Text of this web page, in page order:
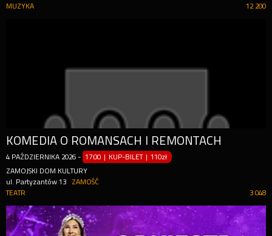
12 200
MUZYKA
KOMEDIA O ROMANSACH I REMONTACH
4 PAŹDZIERNIKA 2026 - 17:00 | KUP-BILET |110zł
ZAMOJSKI DOM KULTURY
ul. Partyzantów 13
ZAMOŚĆ
3 048
TEATR